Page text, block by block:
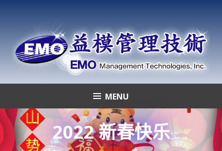
益模管理技術
MENU
2022 新春快乐